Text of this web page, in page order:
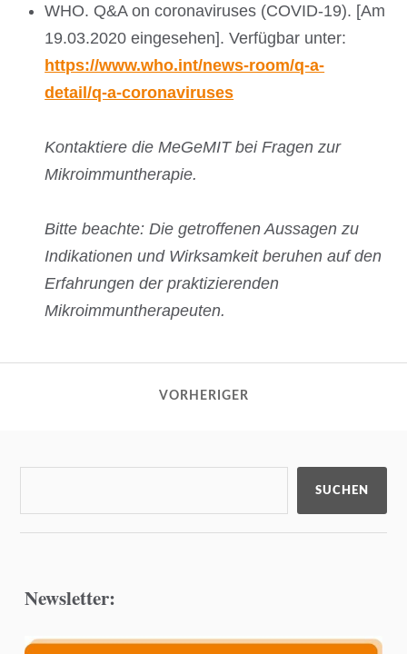
WHO. Q&A on coronaviruses (COVID-19). [Am
19.03.2020 eingesehen]. Verfügbar unter:
https://www.who.int/news-room/q-a-
detail/q-a-coronaviruses
Kontaktiere die MeGeMIT bei Fragen zur
Mikroimmuntherapie.
Bitte beachte: Die getroffenen Aussagen zu
Indikationen und Wirksamkeit beruhen auf den
Erfahrungen der praktizierenden
Mikroimmuntherapeuten.
VORHERIGER
SUCHEN
Newsletter: